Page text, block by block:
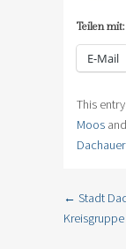
Teilen mit:
E-Mail
This
Moos
Post
← Stadt